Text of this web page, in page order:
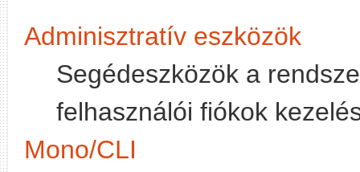
Adminisztratív eszközök
Segédeszközök a
felhasználói fiókok
Mono/CLI